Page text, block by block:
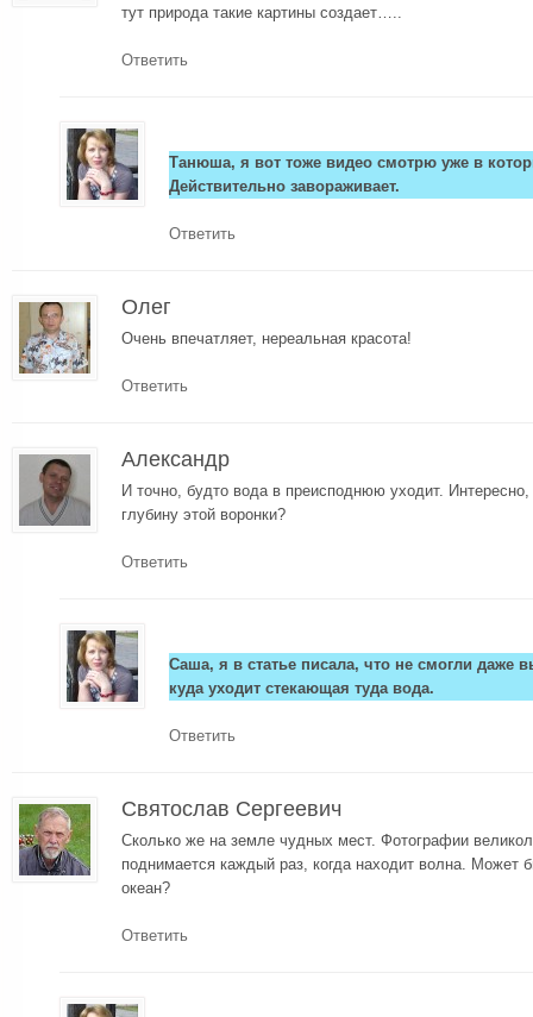
тут природа такие картины создает…..
Ответить
Танюша, я вот тоже видео смотрю уже в
Действительно завораживает.
Ответить
Олег
Очень впечатляет, нереальная красота!
Ответить
Александр
И точно, будто вода в преисподнюю уходит.
глубину этой воронки?
Ответить
Саша, я в статье писала, что не смогли даже
куда уходит стекающая туда вода.
Ответить
Святослав Сергеевич
Сколько же на земле чудных мест. Фотографии
поднимается каждый раз, когда находит волна. Может
океан?
Ответить